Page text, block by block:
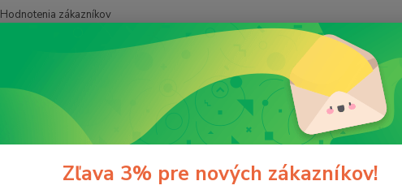
Hodnotenia zákazníkov
Tonery a náplne do tlačiarní Hewlett Packard HP DeskJet
DeskJet Ink Advantage 3786
Zľava 3% pre nových zákazníkov!